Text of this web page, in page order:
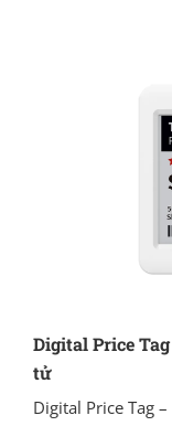
Digital Price
tử
Digital Price Tag